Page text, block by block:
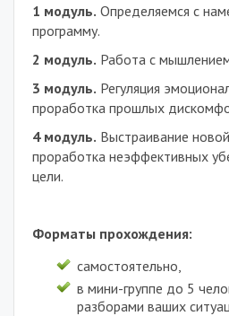
1 модуль. Определяемся с
программу.
2 модуль. Работа с
3 модуль. Регуляция
проработка прошлых
4 модуль. Выстраивание
проработка неэффективных
цели.
Форматы прохождения:
самостоятельно,
в мини-группе до 5
разборами ваших